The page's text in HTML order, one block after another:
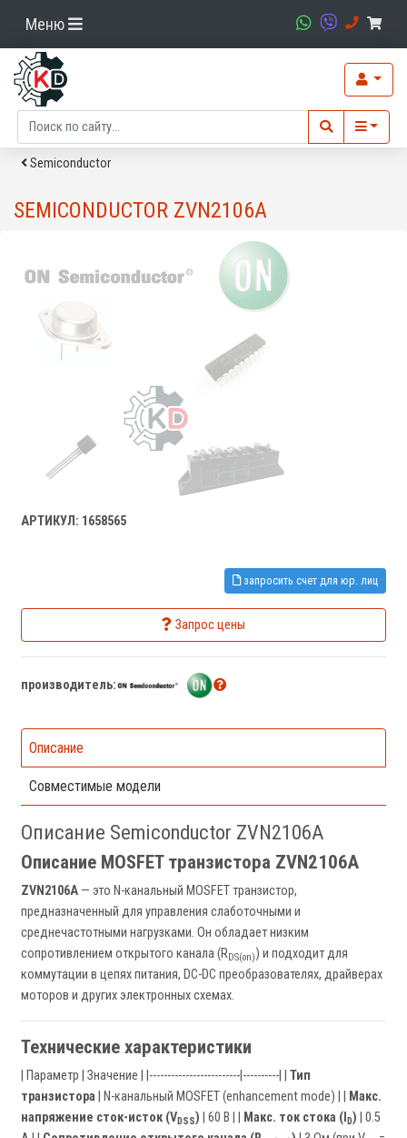
Меню
Semiconductor
SEMICONDUCTOR ZVN2106A
АРТИКУЛ: 1658565
запросить счет для юр. лиц
Запрос цены
производитель:
Описание
Совместимые модели
Описание Semiconductor ZVN2106A
Описание MOSFET транзистора ZVN2106A
ZVN2106A — это N-канальный MOSFET транзистор,
предназначенный для управления слаботочными и
среднечастотными нагрузками. Он обладает низким
сопротивлением открытого канала (RDS(on)) и подходит для
коммутации в цепях питания, DC-DC преобразователях, драйверах
моторов и других электронных схемах.
Технические характеристики
| Параметр | Значение | |-------------------------|----------| | Тип
транзистора | N-канальный MOSFET (enhancement mode) | |
Макс.
напряжение сток-исток (VDSS) | 60 В | | Макс. ток стока (I D) | 0.5